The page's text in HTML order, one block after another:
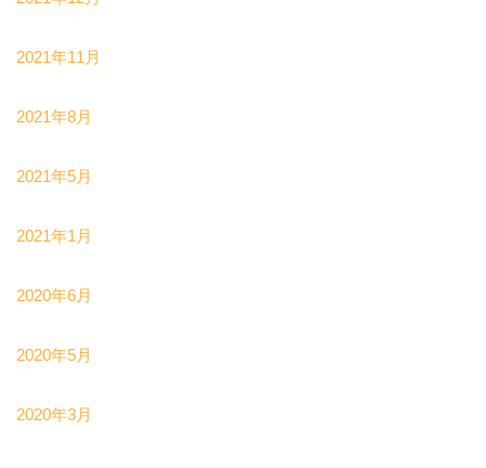
2021年11月
2021年8月
2021年5月
2021年1月
2020年6月
2020年5月
2020年3月